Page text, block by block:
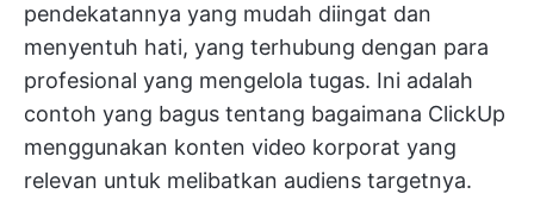
pendekatannya yang mudah diingat dan
menyentuh hati, yang terhubung dengan para
profesional yang mengelola tugas. Ini adalah
contoh yang bagus tentang bagaimana ClickUp
menggunakan konten video korporat yang
relevan untuk melibatkan audiens targetnya.